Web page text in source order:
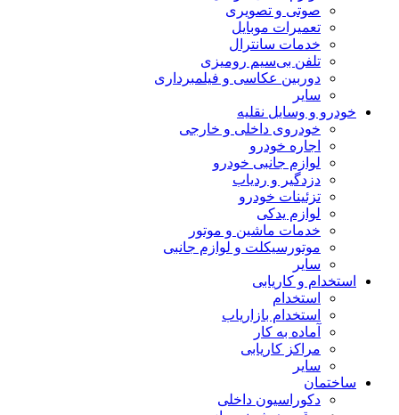
صوتی و تصویری
تعمیرات موبایل
خدمات سانترال
تلفن بی‌سیم رومیزی
دوربین عکاسی و فیلمبرداری
سایر
خودرو و وسایل نقلیه
خودروی داخلی و خارجی
اجاره خودرو
لوازم جانبی خودرو
دزدگیر و ردیاب
تزئینات خودرو
لوازم یدکی
خدمات ماشین و موتور
موتورسیکلت و لوازم جانبی
سایر
استخدام و کاریابی
استخدام
استخدام بازاریاب
آماده به کار
مراکز کاریابی
سایر
ساختمان
دکوراسیون داخلی